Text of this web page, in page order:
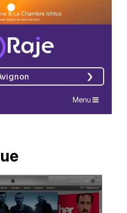
Navigation
Menu